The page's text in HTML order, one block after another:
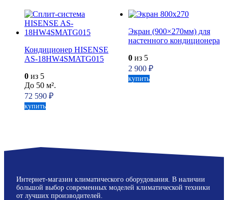
Кондиционер HISENSE
AS-18HW4SMATG015
0 из 5
До 50 м².
72 590 ₽
купить
Экран (900×270мм) для
настенного кондиционера
0из 5
2 900 ₽
купить
Интернет-магазин климатического оборудования. В наличии
большой выбор современных моделей климатической техники
от лучших производителей.